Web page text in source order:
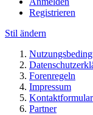
Registrieren
Stil ändern
Forenregeln
Impressum
Kontaktformular
Partner